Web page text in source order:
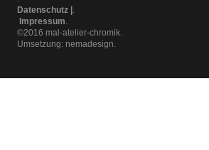
Datenschutz |
Impressum
©2016 mal-atelier-chromik
Umsetzung: nemadesign